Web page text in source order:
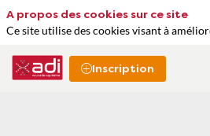
Inscription
A propos des cookies sur ce site
Ce site utilise des cookies visant à